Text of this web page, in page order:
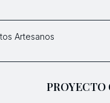
Artesanos
PROYECTO